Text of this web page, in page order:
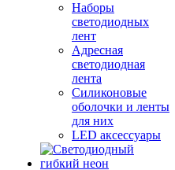
Наборы
светодиодных
лент
Адресная
светодиодная
лента
Силиконовые
оболочки и ленты
для них
LED аксессуары